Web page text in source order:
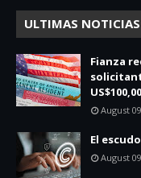
ULTIMAS NOTICIAS
Fianza
August
El
August